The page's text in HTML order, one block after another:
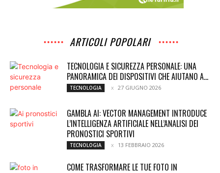
ARTICOLI POPOLARI
TECNOLOGIA E SICUREZZA PERSONALE: UNA
PANORAMICA DEI DISPOSITIVI CHE AIUTANO A...
TECNOLOGIA 27 GIUGNO 2026
GAMBLA AI: VECTOR MANAGEMENT INTRODUCE
L’INTELLIGENZA ARTIFICIALE NELL’ANALISI DEI
PRONOSTICI SPORTIVI
TECNOLOGIA 13 FEBBRAIO 2026
COME TRASFORMARE LE TUE FOTO IN